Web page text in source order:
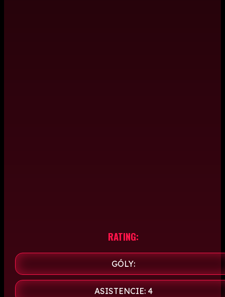
RATING:
GÓLY:
ASISTENCIE: 4